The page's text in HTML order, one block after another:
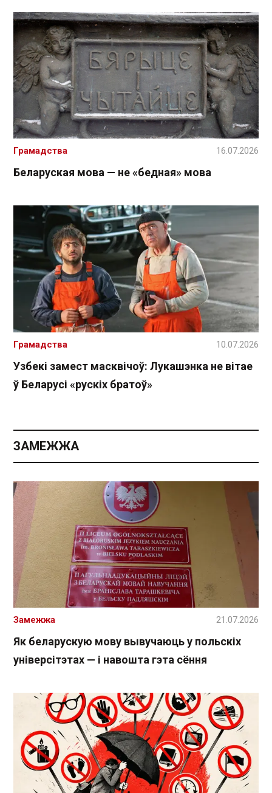
Беларуская мова — не «бедная» мова
Грамадства 16.07.2026
Узбекі замест масквічоў: Лукашэнка не вітае
ў Беларусі «рускіх братоў»
Грамадства 10.07.2026
ЗАМЕЖЖА
Як беларускую мову вывучаюць у польскіх
універсітэтах — і навошта гэта сёння
Замежжа 21.07.2026